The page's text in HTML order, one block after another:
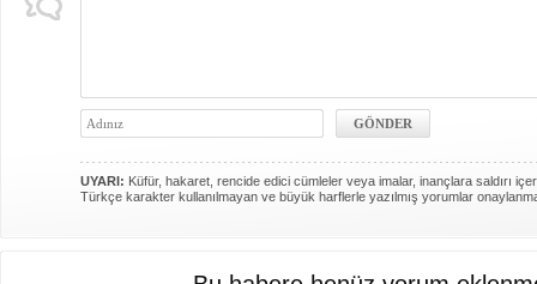
UYARI: Küfür, hakaret, rencide edici cümleler veya imalar, inançlara saldırı
Türkçe karakter kullanılmayan ve büyük harflerle yazılmış yorumlar